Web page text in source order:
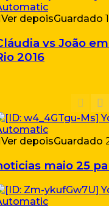
Ver depoisGuardado
vs João
2016
Ver depoisGuardado
maio 25